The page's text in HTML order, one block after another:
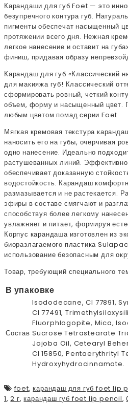
Карандаши для губ Foet — это
безупречного контура губ.
пигменты обеспечат насыщенный
протяжении всего дня. Нежная
легкое нанесение и оставит на
финиш, придавая образу
Карандаш для губ «Классический
для макияжа губ! Классический
сформировать ровный, четкий
объем, форму и насыщенный цвет.
любым цветом помад серии Foet.
Мягкая кремовая текстура
наносить его на губы, очерчивая
одно нанесение. Идеально
растушеванных линий.
обеспечивает доказанную
водостойкость. Карандаш
размазывается и не растекается.
эфиры в составе смягчают и
способствуя более легкому
увлажняет и питает, формируя
Корпус карандаша изготовлен из
биоразлагаемого пластика
использование безопасным для
Товар, требующий специального
В упаковке
Состав
Isododecane, CI 77891,
CI 77491,
Fluorphlogopite, Mica,
Sucrose Tetrastearate
Jojoba Oil, Cetearyl
CI 15850, Pentaerythrityl
Hydroxyhydrocinnamate.
foet,карандаш для губ foet lip
1,2 г,карандаш губ foet lip pencil,